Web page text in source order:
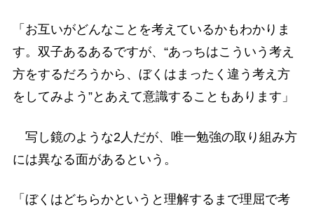
「お互いがどんなことを考えているかもわかりま
す。双子あるあるですが、“あっちはこういう考え
方をするだろうから、ぼくはまったく違う考え方
をしてみよう”とあえて意識することもあります」
写し鏡のような2人だが、唯一勉強の取り組み方
には異なる面があるという。
「ぼくはどちらかというと理解するまで理屈で考